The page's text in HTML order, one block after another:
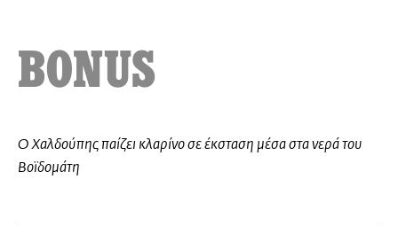
ΒΟΝUS
O Xαλδούπης παίζει κλαρίνο σε έκσταση μέσα στα νερά του
Βοϊδομάτη